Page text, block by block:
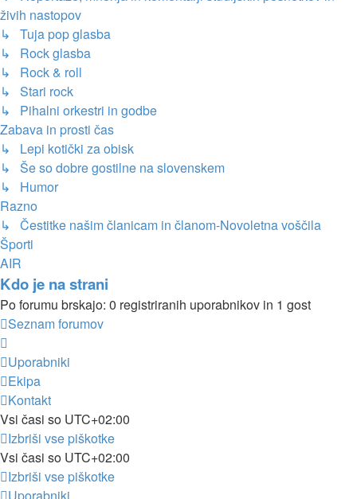
živih nastopov
↳ Tuja pop glasba
↳ Rock glasba
↳ Rock & roll
↳ Stari rock
↳ Pihalni orkestri in godbe
Zabava in prosti čas
↳ Lepi kotički za obisk
↳ Še so dobre gostilne na slovenskem
↳ Humor
Razno
↳ Čestitke našim članicam in članom-Novoletna voščila
Športi
AIR
Kdo je na strani
Po forumu brskajo: 0 registriranih uporabnikov in 1 gost
Seznam forumov
Uporabniki
Ekipa
Kontakt
Vsi časi so UTC+02:00
Izbriši vse piškotke
Vsi časi so UTC+02:00
Izbriši vse piškotke